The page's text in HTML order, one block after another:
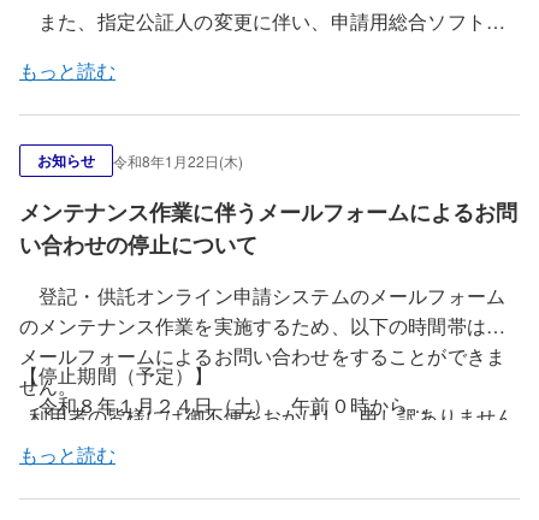
また、指定公証人の変更に伴い、申請用総合ソフトの
日（月）午前８時３０分以降に申請用総合ソフトを起動
すると、上記公証役場における指定公証人の変更情報が
反映された指定公証人ファイルに更新することができま
す。
更新方法については、こちらをご覧ください。
もっと読む
お知らせ 令和8年1月22日(木)
メンテナンス作業に伴うメールフォームによるお問
い合わせの停止について
登記・供託オンライン申請システムのメールフォーム
のメンテナンス作業を実施するため、以下の時間帯は、
メールフォームによるお問い合わせをすることができま
せん。
利用者の皆様には御不便をおかけし、申し訳ありません
が、あらかじめ御了承願います。
があります。
【停止期間（予定）】
令和８年１月２４日（土） 午前０時から
もっと読む